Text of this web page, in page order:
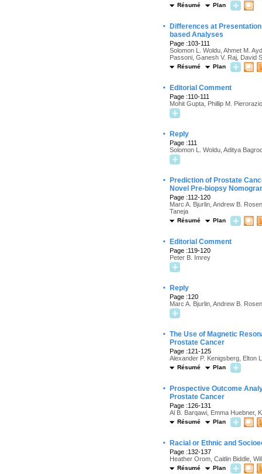
Résumé Plan
·
Differences at
based Analyses
Page :103-111
Solomon L. Woldu, Ahmet M.
Passoni, Ganesh V. Raj, David
Résumé Plan
· Editorial Comment
Page :110-111
Mohit Gupta, Phillip M. Pierorazio
· Reply
Page :111
Solomon L. Woldu, Aditya
·
Prediction of Prostate
Novel Pre-biopsy
Page :112-120
Marc A. Bjurlin, Andrew B.
Taneja
Résumé Plan
· Editorial Comment
Page :119-120
Peter B. Imrey
· Reply
Page :120
Marc A. Bjurlin, Andrew B.
· The Use of Magnetic
Prostate Cancer
Page :121-125
Alexander P. Kenigsberg, Elton
Résumé Plan
·
Prospective Outcome
Prostate Cancer
Page :126-131
Al B. Barqawi, Emma Huebner,
Résumé Plan
· Racial or Ethnic and
Page :132-137
Heather Orom, Caitlin Biddle,
Résumé Plan